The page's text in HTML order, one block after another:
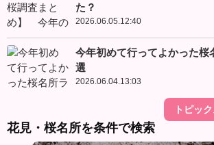
た？
2026.06.05.12:40
今年初めて行ってよかった桜
選
2026.06.04.13:03
トピッ
花見・桜名所を条件で検索